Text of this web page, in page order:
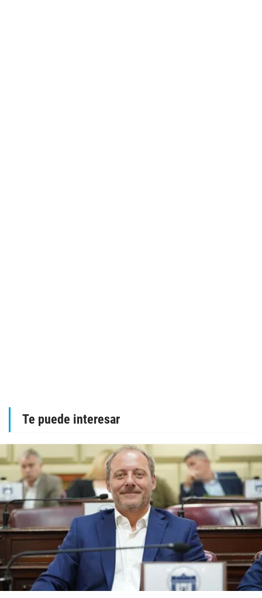
Te puede interesar